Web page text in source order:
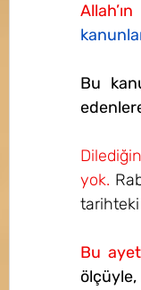
Bu
yok.
Bu